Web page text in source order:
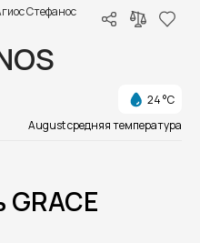
Стефанос
24 °C
August средняя температура